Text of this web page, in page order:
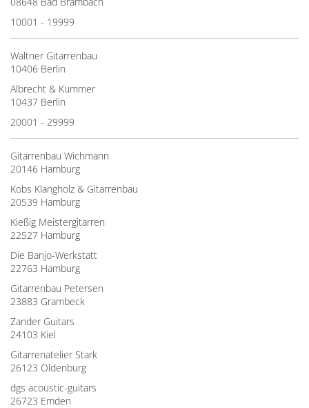
10001 - 19999
Waltner Gitarrenbau
10406 Berlin
Albrecht & Kummer
10437 Berlin
20001 - 29999
Gitarrenbau Wichmann
20146 Hamburg
Kobs Klangholz & Gitarrenbau
20539 Hamburg
Kießig Meistergitarren
22527 Hamburg
Die Banjo-Werkstatt
22763 Hamburg
Gitarrenbau Petersen
23883 Grambeck
Zander Guitars
24103 Kiel
Gitarrenatelier Stark
26123 Oldenburg
dgs acoustic-guitars
26723 Emden